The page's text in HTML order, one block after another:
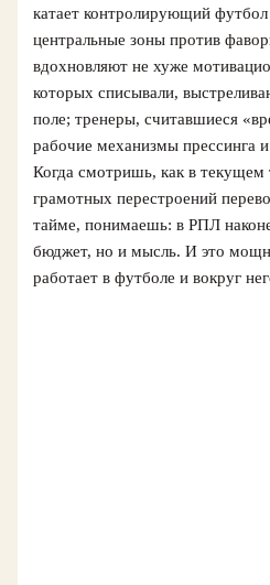
катает контролирующий
центральные зоны против
вдохновляют не хуже
которых списывали,
поле; тренеры, считавшиеся
рабочие механизмы прессинга
Когда смотришь, как в текущем
грамотных перестроений
тайме, понимаешь: в РПЛ
бюджет, но и мысль. И это
работает в футболе и вокруг